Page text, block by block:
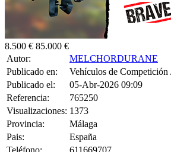
8.500 €
85.000 €
Autor:
Publicado en:
Vehículos de Competición /
Publicado el:
05-Abr-2026 09:09
Referencia:
765250
Visualizaciones:
1373
Provincia:
Málaga
Pais:
España
Teléfono:
611669707
Tag:
T-Shirt,Women